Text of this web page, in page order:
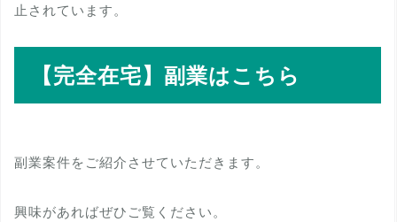
止されています。
【完全在宅】副業はこちら
副業案件をご紹介させていただきます。
興味があればぜひご覧ください。